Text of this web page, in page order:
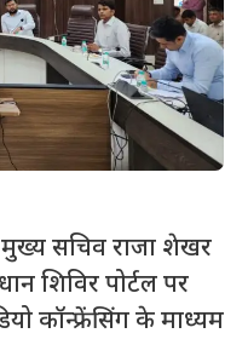
मुख्य सचिव राजा शेखर
शिविर पोर्टल पर
कॉन्फ्रेंसिंग के माध्यम